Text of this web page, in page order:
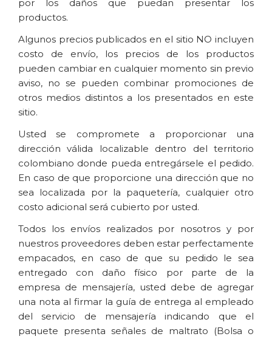
por los daños que puedan presentar los
productos.
Algunos precios publicados en el sitio NO incluyen
costo de envío, los precios de los productos
pueden cambiar en cualquier momento sin previo
aviso, no se pueden combinar promociones de
otros medios distintos a los presentados en este
sitio.
Usted se compromete a proporcionar una
dirección válida localizable dentro del territorio
colombiano donde pueda entregársele el pedido.
En caso de que proporcione una dirección que no
sea localizada por la paquetería, cualquier otro
costo adicional será cubierto por usted.
Todos los envíos realizados por nosotros y por
nuestros proveedores deben estar perfectamente
empacados, en caso de que su pedido le sea
entregado con daño físico por parte de la
empresa de mensajería, usted debe de agregar
una nota al firmar la guía de entrega al empleado
del servicio de mensajería indicando que el
paquete presenta señales de maltrato (Bolsa o